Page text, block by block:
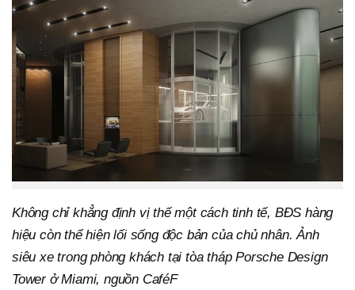
Không chỉ khẳng định vị thế một cách tinh tế, BĐS hàng
hiệu còn thể hiện lối sống độc bản của chủ nhân. Ảnh
siêu xe trong phòng khách tại tòa tháp Porsche Design
Tower ở Miami, nguồn CaféF